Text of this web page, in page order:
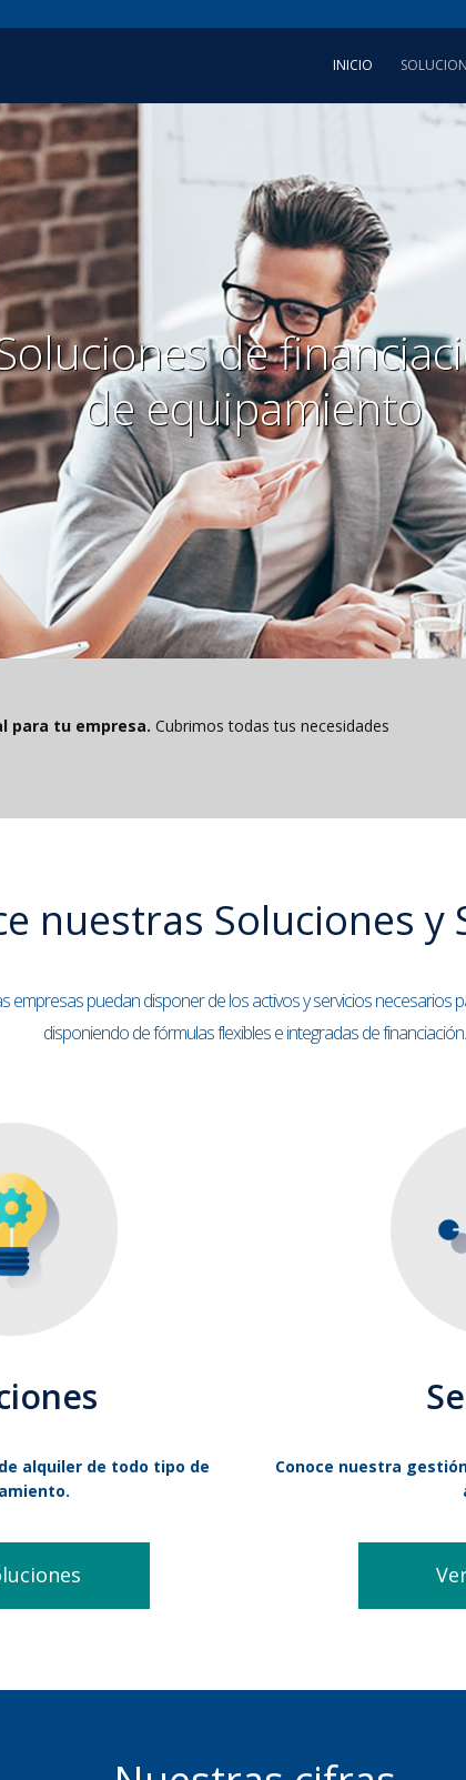
INICIO
de
de equipamiento
para tu empresa. Cubrimos todas tus necesidades
nuestras Soluciones y
empresas puedan disponer de los activos y servicios necesarios
disponiendo de fórmulas flexibles e integradas de financiación.
alquiler de todo tipo de
Conoce nuestra